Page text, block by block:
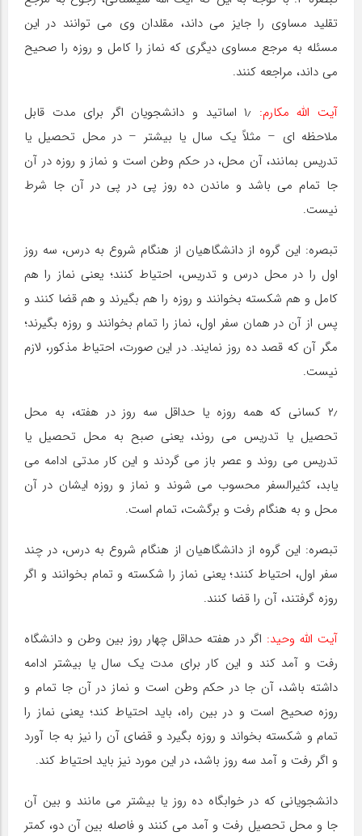
تقلید مساوی را جایز می داند، مقلدان وی می توانند در این
مسئله به مرجع مساوی دیگری که نماز را کامل و روزه را صحیح
می داند، مراجعه کنند.
آیت اللّه مکارم:
۱٫ اساتید و دانشجویان اگر برای مدت قابل
ملاحظه ای – مثلاً یک سال یا بیشتر – در محل تحصیل یا
تدریس بمانند، آن محل، در حکم وطن است و نماز و روزه در آن
جا تمام می باشد و ماندن ده روز پی در پی در آن جا شرط
نیست.
تبصره: این گروه از دانشگاهیان از هنگام شروع به درس، سه روز
اول را در محل درس و تدریس، احتیاط کنند؛ یعنی نماز را هم
کامل و هم شکسته بخوانند و روزه را هم بگیرند و هم قضا کنند و
پس از آن در همان سفر اول، نماز را تمام بخوانند و روزه بگیرند؛
مگر آن که قصد ده روز نمایند. در این صورت، احتیاط مذکور، لازم
نیست.
۲٫ کسانی که همه روزه یا حداقل سه روز در هفته، به محل
تحصیل یا تدریس می روند، یعنی صبح به محل تحصیل یا
تدریس می روند و عصر باز می گردند و این کار مدتی ادامه می
یابد، کثیرالسفر محسوب می شوند و نماز و روزه ایشان در آن
محل و به هنگام رفت و برگشت، تمام است.
تبصره: این گروه از دانشگاهیان از هنگام شروع به درس، در چند
سفر اول، احتیاط کنند؛ یعنی نماز را شکسته و تمام بخوانند و اگر
روزه گرفتند، آن را قضا کنند.
آیت اللّه وحید: اگر در هفته حداقل چهار روز بین وطن و دانشگاه
رفت و آمد کند و این کار برای مدت یک سال یا بیشتر ادامه
داشته باشد، آن جا در حکم وطن است و نماز در آن جا تمام و
روزه صحیح است و در بین راه، باید احتیاط کند؛ یعنی نماز را
تمام و شکسته بخواند و روزه بگیرد و قضای آن را نیز به جا آورد
و اگر رفت و آمد سه روز باشد، در این مورد نیز باید احتیاط کند.
دانشجویانی که در خوابگاه ده روز یا بیشتر می مانند و بین آن
جا و محل تحصیل رفت و آمد می کنند و فاصله بین آن دو، کمتر